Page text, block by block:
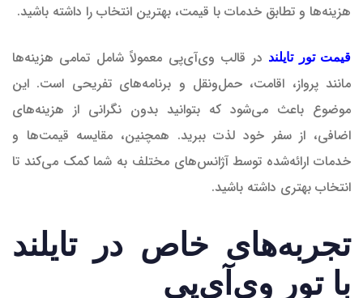
هزینه‌ها و تطابق خدمات با قیمت، بهترین انتخاب را داشته باشید.
قیمت تور تایلند در قالب وی‌آی‌پی معمولاً شامل تمامی هزینه‌ها
مانند پرواز، اقامت، حمل‌ونقل و برنامه‌های تفریحی است. این
موضوع باعث می‌شود که بتوانید بدون نگرانی از هزینه‌های
اضافی، از سفر خود لذت ببرید. همچنین، مقایسه قیمت‌ها و
خدمات ارائه‌شده توسط آژانس‌های مختلف به شما کمک می‌کند تا
انتخاب بهتری داشته باشید.
تجربه‌های خاص در تایلند
با تور وی‌آی‌پی